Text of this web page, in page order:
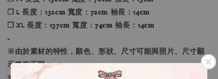
❐ L 長度：132𝐜𝐦 寬度：72𝐜𝐦 袖長：14𝐜𝐦
❐ XL 長度：137𝐜𝐦 寬度：74𝐜𝐦 袖長：14𝐜𝐦
-
※由於素材的特性，顏色、形狀、尺寸可能與照片、尺寸顯
示略有不同。